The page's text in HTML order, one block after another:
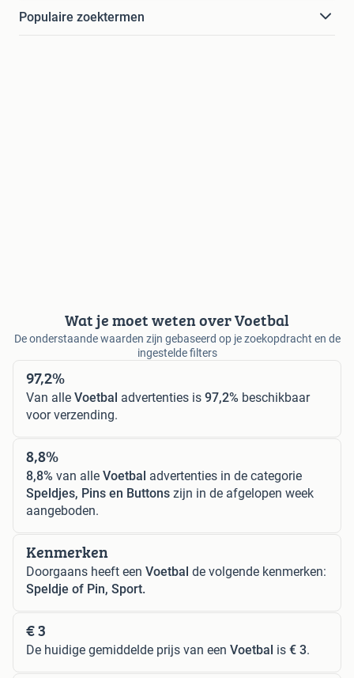
Populaire zoektermen
Wat je moet weten over Voetbal
De onderstaande waarden zijn gebaseerd op je zoekopdracht en de
ingestelde filters
97,2%
Van alle Voetbal advertenties is 97,2% beschikbaar
voor verzending.
8,8%
8,8% van alle Voetbal advertenties in de categorie
Speldjes, Pins en Buttons zijn in de afgelopen week
aangeboden.
Kenmerken
Doorgaans heeft een Voetbal de volgende kenmerken:
Speldje of Pin, Sport.
€ 3
De huidige gemiddelde prijs van een Voetbal is € 3.